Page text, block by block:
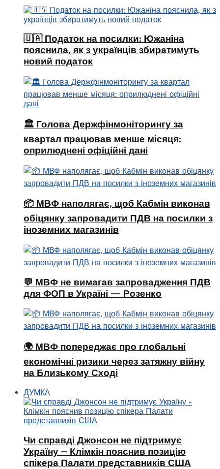
🇺🇦 Податок на посилки: Южаніна
пояснила, як з українців збиратимуть
новий податок
🏛 Голова Держфінмоніторингу за
квартал працював менше місяця:
оприлюднені офіційні дані
📦 МВФ наполягає, щоб Кабмін виконав
обіцянку запровадити ПДВ на посилки з
іноземних магазинів
💬 МВФ не вимагав запровадження ПДВ
для ФОП в Україні — Розенко
🌍 МВФ попереджає про глобальні
економічні ризики через затяжну війну
на Близькому Сході
ДУМКА
Чи справді Джонсон не підтримує
Україну – Клімкін пояснив позицію
спікера Палати представників США